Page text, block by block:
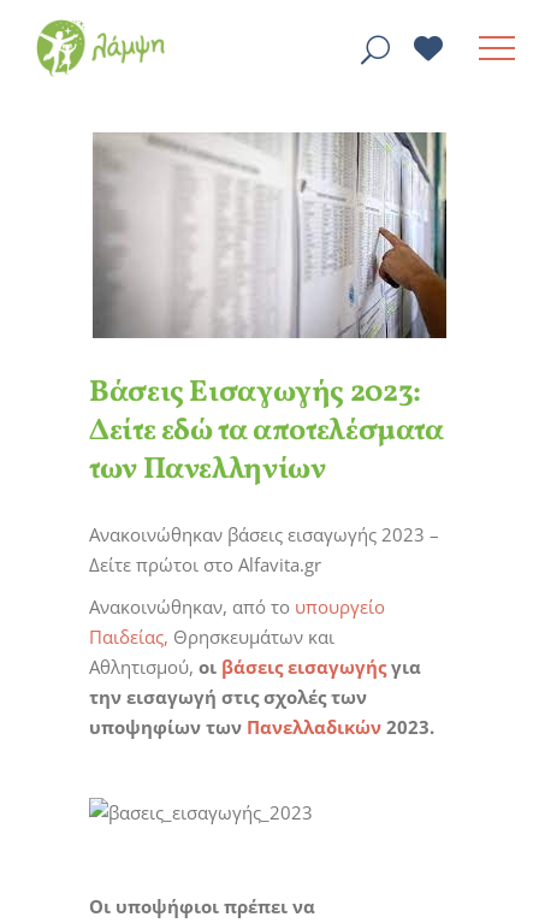
Βάσεις Εισαγωγής 2023:
Δείτε εδώ τα αποτελέσματα
των Πανελληνίων
Ανακοινώθηκαν βάσεις εισαγωγής 2023 –
Δείτε πρώτοι στο Alfavita.gr
Ανακοινώθηκαν, από το υπουργείο
Παιδείας, Θρησκευμάτων και
Αθλητισμού, οι βάσεις εισαγωγήςγια
την εισαγωγή στις σχολές των
υποψηφίων των Πανελλαδικών 2023.
Οι υποψήφιοι πρέπει να